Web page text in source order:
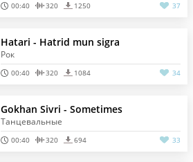
00:40 320 1250 37
Hatari - Hatrid mun sigra
Рок
00:40 320 1084 34
Gokhan Sivri - Sometimes
Танцевальные
00:40 320 694 33